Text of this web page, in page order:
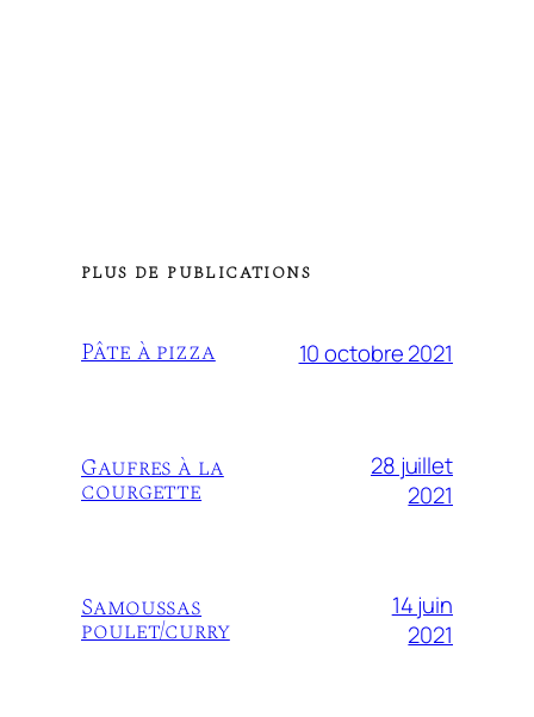
PLUS DE PUBLICATIONS
Pâte à pizza 10 octobre 2021
Gaufres à la
courgette
28 juillet
2021
Samoussas
poulet/curry
14 juin
2021